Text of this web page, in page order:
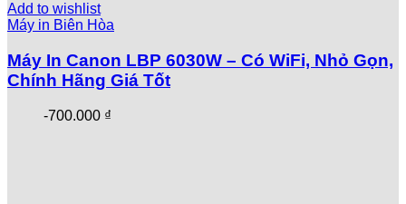
Add to wishlist
Máy in Biên Hòa
Máy In Canon LBP 6030W – Có WiFi, Nhỏ Gọn,
Chính Hãng Giá Tốt
-700.000 ₫